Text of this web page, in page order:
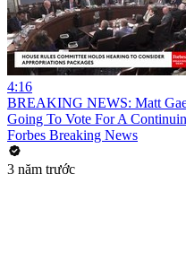
4:16
BREAKING NEWS: Matt
Going To Vote For A
Forbes Breaking News
3 năm trước